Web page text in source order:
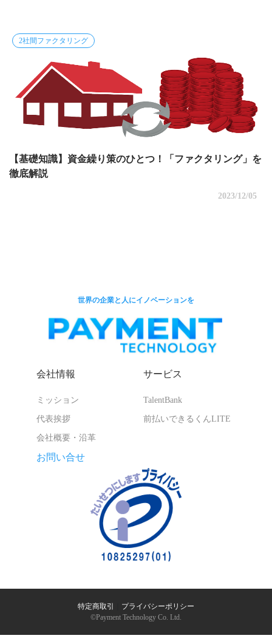
2社間ファクタリング
【基礎知識】資金繰り策のひとつ！「ファクタリング」を
徹底解説
2023/12/05
世界の企業と人にイノベーションを
会社情報
ミッション
代表挨拶
会社概要・沿革
サービス
TalentBank
前払いできるくんLITE
お問い合せ
特定商取引
プライバシーポリシー
©︎Payment Technology Co. Ltd.